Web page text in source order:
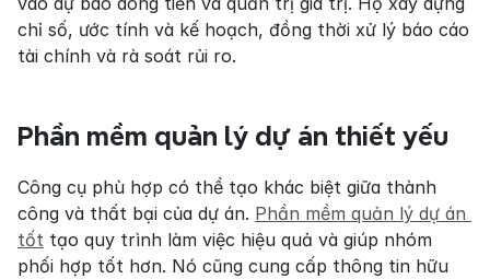
chỉ số, ước tính và kế hoạch, đồng thời xử lý báo cáo
tài chính và rà soát rủi ro.
Phần mềm quản lý dự án thiết yếu
Công cụ phù hợp có thể tạo khác biệt giữa thành
công và thất bại của dự án. Phần mềm quản lý dự án
tốt tạo quy trình làm việc hiệu quả và giúp nhóm
phối hợp tốt hơn. Nó cũng cung cấp thông tin hữu